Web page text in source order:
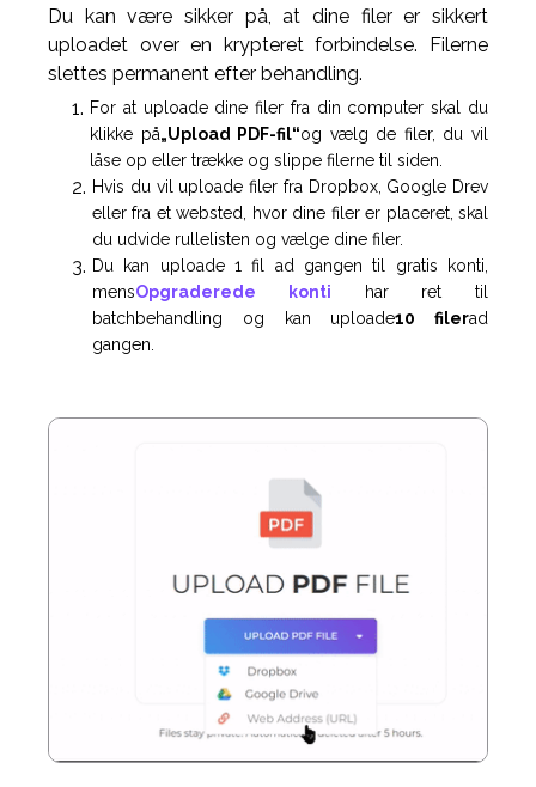
Du kan være sikker på, at dine filer er sikkert
uploadet over en krypteret forbindelse. Filerne
slettes permanent efter behandling.
For at uploade dine filer fra din computer skal du
klikke på„Upload PDF-fil“og vælg de filer, du vil
låse op eller trække og slippe filerne til siden.
Hvis du vil uploade filer fra Dropbox, Google Drev
eller fra et websted, hvor dine filer er placeret, skal
du udvide rullelisten og vælge dine filer.
Du kan uploade 1 fil ad gangen til gratis konti,
mensOpgraderede konti har ret til
batchbehandling og kan uploade10 filerad
gangen.